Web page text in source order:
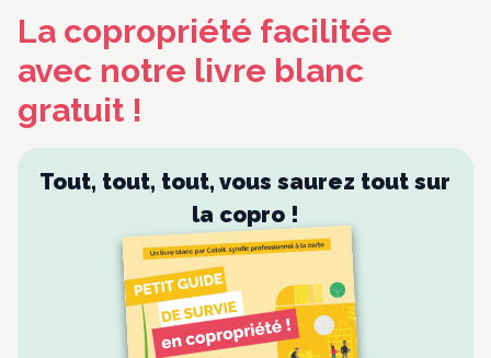
La copropriété facilitée
avec notre livre blanc
gratuit !
Tout, tout, tout, vous saurez tout sur
la copro !